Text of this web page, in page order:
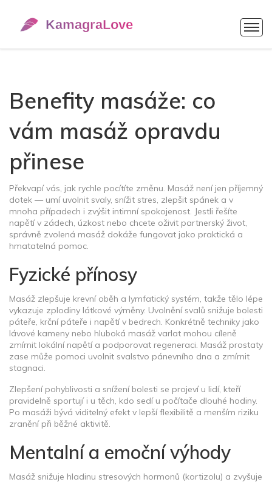
Benefity masáže: co
vám masáž opravdu
přinese
Překvapí vás, jak rychle pocítíte změnu. Masáž není jen příjemný
dotek — umí uvolnit svaly, snížit stres, zlepšit spánek a v
mnoha případech i zvýšit intimní spokojenost. Jestli řešíte
napětí v zádech, úzkost nebo chcete oživit partnerský život,
správně zvolená masáž dokáže fungovat jako praktická a
hmatatelná pomoc.
Fyzické přínosy
Masáž zlepšuje krevní oběh a lymfatický systém, takže tělo lépe
vykazuje zplodiny látkové výměny. Uvolnění svalů snižuje bolesti
páteře, krční páteře i napětí v bedrech. Konkrétně techniky jako
lávové kameny nebo hluboká masáž varlat mohou cíleně
zmírnit lokální napětí a podporovat regeneraci. Masáž prostaty
zase může pomoci uvolnit svalstvo pánevního dna a zmírnit
stagnaci.
Zlepšení pohyblivosti a snížení bolesti se projeví u lidí, kteří
pravidelně sportují i u těch, kdo sedí u počítače dlouhé hodiny.
Po masáži bývá viditelný efekt v lepší flexibilitě a menším riziku
zranění při běžné aktivitě.
Mentalní a emoční výhody
Masáž snižuje hladinu stresových hormonů (kortizolu) a zvyšuje